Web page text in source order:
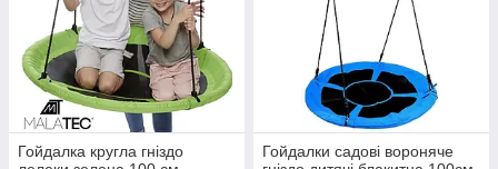
Гойдалка кругла гніздо
Гойдалки садові вороняче